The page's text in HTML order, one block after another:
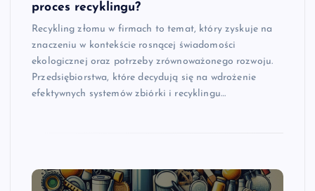
proces recyklingu?
Recykling złomu w firmach to temat, który zyskuje na
znaczeniu w kontekście rosnącej świadomości
ekologicznej oraz potrzeby zrównoważonego rozwoju.
Przedsiębiorstwa, które decydują się na wdrożenie
efektywnych systemów zbiórki i recyklingu…